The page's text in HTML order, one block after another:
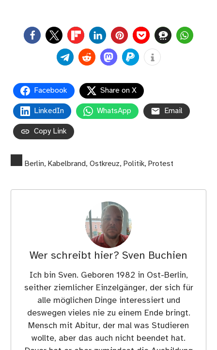
0
Facebook Share on X
LinkedIn WhatsApp Email
Copy Link
Berlin,Kabelbrand,Ostkreuz,Politik,Protest
Wer schreibt hier? Sven Buchien
Ich bin Sven. Geboren 1982 in Ost-Berlin,
seither ziemlicher Einzelgänger, der sich für
alle möglichen Dinge interessiert und
deswegen vieles nie zu einem Ende bringt.
Mensch mit Abitur, der mal was Studieren
wollte, aber das auch nicht beendet hat.